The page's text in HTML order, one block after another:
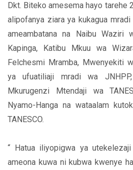
Dkt. Biteko amesema hayo tarehe
alipofanya ziara ya kukagua
ameambatana na Naibu Waziri
Kapinga, Katibu Mkuu wa
Felchesmi Mramba, Mwenyekiti
ya ufuatiliaji mradi wa
Mkurugenzi Mtendaji wa
Nyamo-Hanga na wataalam
TANESCO.
“ Hatua iliyopigwa ya
ameona kuwa ni kubwa kwenye